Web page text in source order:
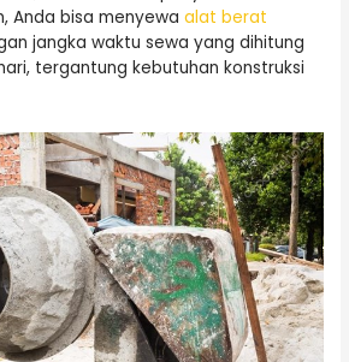
Anda bisa menyewaalat berat
jangka waktu sewa yang dihitung
tergantung kebutuhan konstruksi